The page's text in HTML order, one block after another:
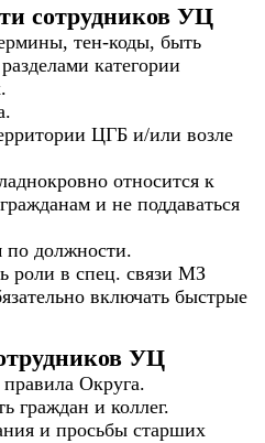
сотрудников УЦ
тен-коды, быть
категории
ЦГБ и/или возле
относится к
и не поддаваться
по должности.
роли в спец. связи МЗ
включать быстрые
УЦ
Округа.
граждан и коллег.
и просьбы старших